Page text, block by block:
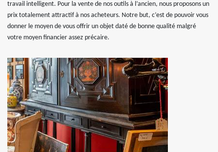
travail intelligent. Pour la vente de nos outils à l’ancien, nous proposons un
prix totalement attractif à nos acheteurs. Notre but, c’est de pouvoir vous
donner le moyen de vous offrir un objet daté de bonne qualité malgré
votre moyen financier assez précaire.